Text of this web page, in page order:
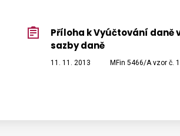
Příloha k Vyúčtování daně
sazby daně
11. 11. 2013 MFin 5466/A vzor č.